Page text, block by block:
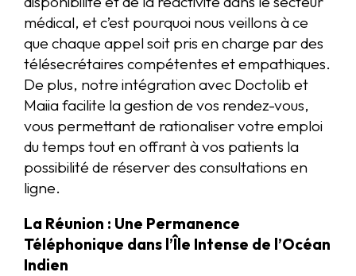
médical, et c’est pourquoi nous veillons à ce
que chaque appel soit pris en charge par des
télésecrétaires compétentes et empathiques.
De plus, notre intégration avec Doctolib et
Maiia facilite la gestion de vos rendez-vous,
vous permettant de rationaliser votre emploi
du temps tout en offrant à vos patients la
possibilité de réserver des consultations en
ligne.
La Réunion : Une Permanence
Téléphonique dans l’Île Intense de l’Océan
Indien